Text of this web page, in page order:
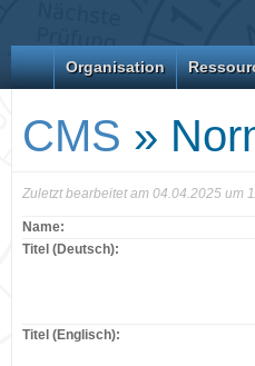
Organisation
CMS »
Zuletzt bearbeitet am 04.04.2025 um
Name:
Titel (Deutsch):
Titel (Englisch):